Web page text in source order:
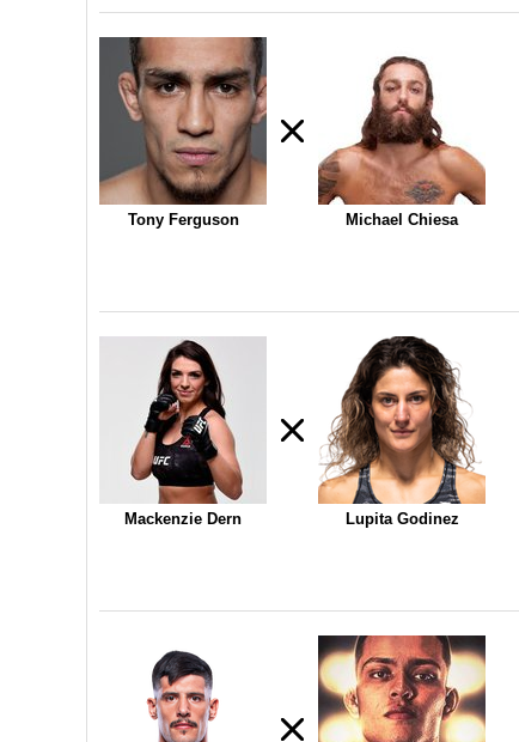
Tony Ferguson Michael Chiesa
Mackenzie Dern Lupita Godinez